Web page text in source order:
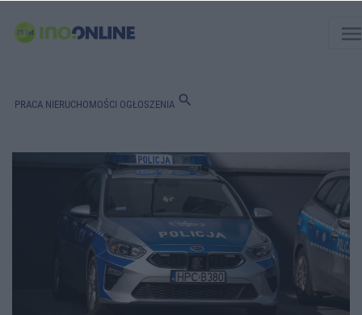
PRACA NIERUCHOMOŚCI OGŁOSZENIA search